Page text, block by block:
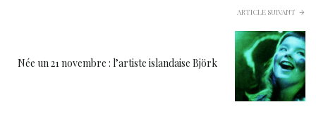
ARTICLE SUIVANT
Née un 21 novembre : l’artiste islandaise Björk